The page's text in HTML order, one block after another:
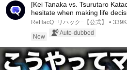
[Kei Tanaka vs. Tsurutaro
hesitate when making life
ReHacQ−リハック−【公式】 •
New
Auto-dubbed